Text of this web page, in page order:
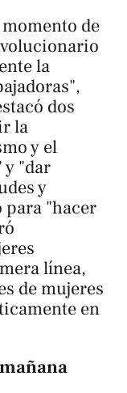
de
la
dos
la
y el
y "dar
y
para "hacer
línea,
de mujeres
en